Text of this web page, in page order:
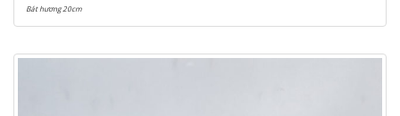
Bát hương 20cm